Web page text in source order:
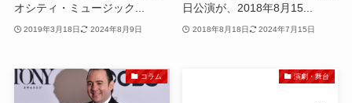
オシティ・ミュージック...
2019年3月18日 2024年8月9日
日公演が、2018年8月15...
2018年8月18日 2024年7月15日
コラム 演劇・舞台